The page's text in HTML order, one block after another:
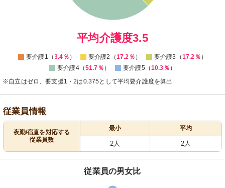
0
平均介護度3.5
要介護1（3.4％ ） 要介護2（17.2％ ） 要介護3（17.2％ ）
要介護4（51.7％ ） 要介護5（10.3％ ）
※自立はゼロ、要支援1・2は0.375として平均要介護度を算出
従業員情報
夜勤/宿直を対応する
従業員数
最小 平均
2人 2人
従業員の男女比